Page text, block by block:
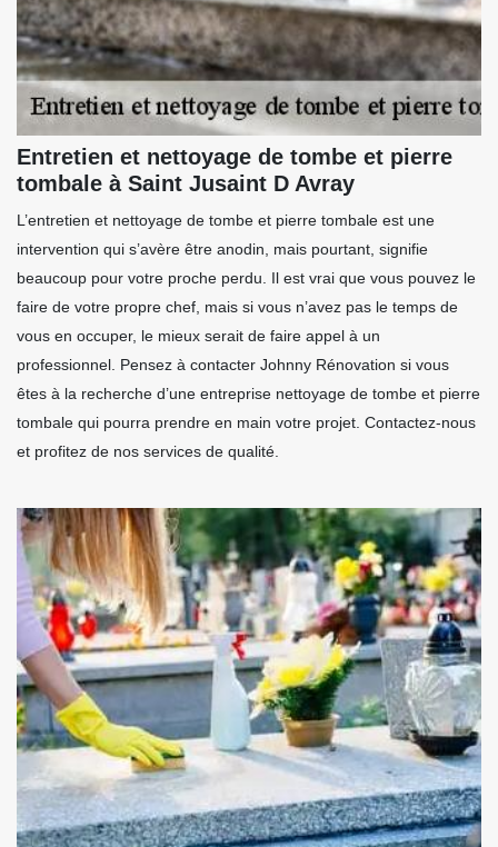
Entretien et nettoyage de tombe et pierre
tombale à Saint Jusaint D Avray
L’entretien et nettoyage de tombe et pierre tombale est une
intervention qui s’avère être anodin, mais pourtant, signifie
beaucoup pour votre proche perdu. Il est vrai que vous pouvez le
faire de votre propre chef, mais si vous n’avez pas le temps de
vous en occuper, le mieux serait de faire appel à un
professionnel. Pensez à contacter Johnny Rénovation si vous
êtes à la recherche d’une entreprise nettoyage de tombe et pierre
tombale qui pourra prendre en main votre projet. Contactez-nous
et profitez de nos services de qualité.